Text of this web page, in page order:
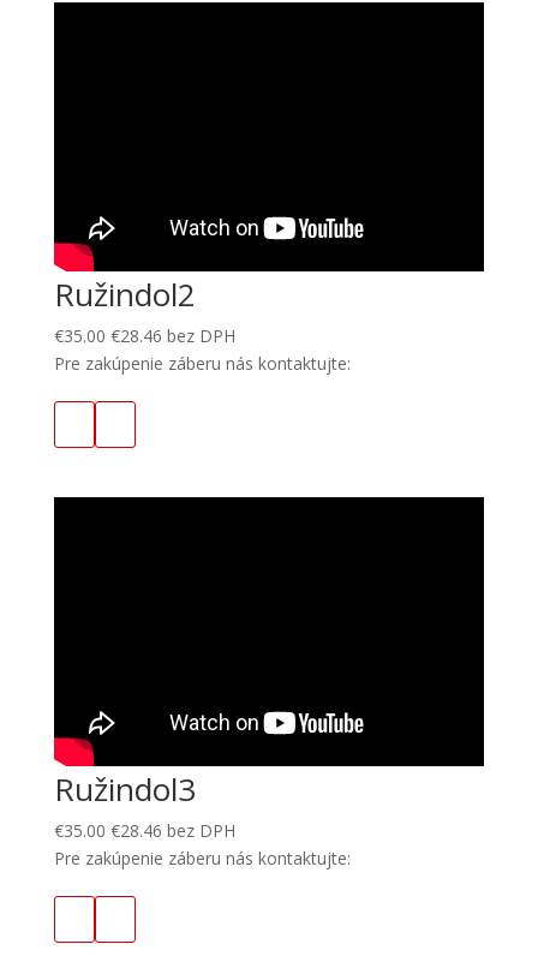
Ružindol2
€35.00 €28.46 bez DPH
Pre zakúpenie záberu nás kontaktujte:
Ružindol3
€35.00 €28.46 bez DPH
Pre zakúpenie záberu nás kontaktujte: